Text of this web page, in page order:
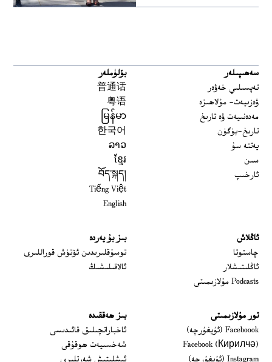
سەھىپىلەر
تەپسىلىي خەۋەر
ۋەزىيەت- مۇلاھىزە
مەدەنىيەت ۋە تارىخ
تارىخ-بۈگۈن
يەتتە سۇ
سىن
ئارخىپ
بۆلۈملەر
普通话
粤语
မြန်မာ
한국어
ລາວ
ខ្មែរ
བོད་སྐད།
Tiếng Việt
English
ئاڭلاش
چاستوتا
ئاڭلىتىشلار
Podcasts مۇلازىمىتى
بىز بۇ يەردە
توسۇقلىرىدىن ئۆتۈش قوراللىرى
ئالاقىلىشىڭ
تور مۇلازىمىتى
Faceboook (ئۇيغۇرچە)
Opens in new window
Facebook (Кирилчә)
Opens in new window
Opens in new window
بىز ھەققىدە
ئاخباراتچىلىق قائىدىسى
شەخسىيەت ھوقۇقى